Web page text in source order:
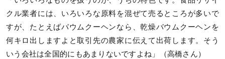
クル業者には、いろいろな原料を混ぜて売るところが多いで
すが、たとえばバウムクーヘンなら、乾燥バウムクーヘンを
何キロ出しますよと取引先の農家に伝えて出荷します。そう
いう会社は全国的にもあまりないですよね」（高橋さん）